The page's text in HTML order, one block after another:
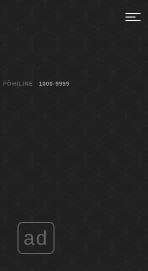
PÕHILINE 1000-9999
ad